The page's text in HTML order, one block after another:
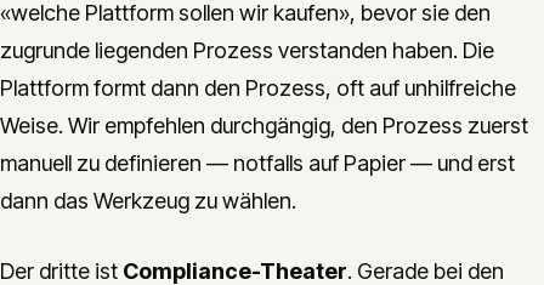
«welche Plattform sollen wir kaufen», bevor sie den
zugrunde liegenden Prozess verstanden haben. Die
Plattform formt dann den Prozess, oft auf unhilfreiche
Weise. Wir empfehlen durchgängig, den Prozess zuerst
manuell zu definieren — notfalls auf Papier — und erst
dann das Werkzeug zu wählen.
Der dritte ist Compliance-Theater. Gerade bei den